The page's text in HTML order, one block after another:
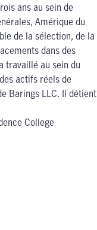
ans au sein de
Amérique du
de la sélection, de la
dans des
travaillé au sein du
actifs réels de
Barings LLC. Il détient
College